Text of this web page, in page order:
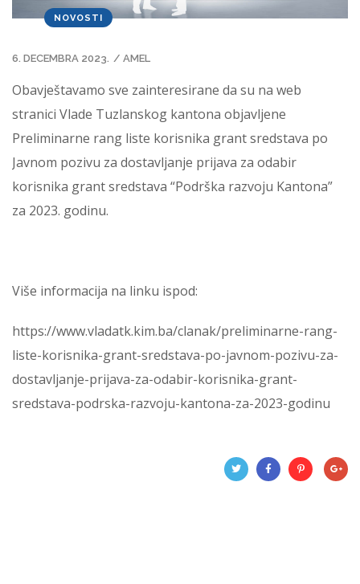
NOVOSTI
6. DECEMBRA 2023. / AMEL
Obavještavamo sve zainteresirane da su na web
stranici Vlade Tuzlanskog kantona objavljene
Preliminarne rang liste korisnika grant sredstava po
Javnom pozivu za dostavljanje prijava za odabir
korisnika grant sredstava “Podrška razvoju Kantona”
za 2023. godinu.
Više informacija na linku ispod:
https://www.vladatk.kim.ba/clanak/preliminarne-rang-
liste-korisnika-grant-sredstava-po-javnom-pozivu-za-
dostavljanje-prijava-za-odabir-korisnika-grant-
sredstava-podrska-razvoju-kantona-za-2023-godinu